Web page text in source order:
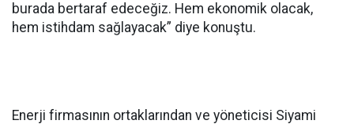
burada bertaraf edeceğiz. Hem ekonomik olacak,
hem istihdam sağlayacak” diye konuştu.
Enerji firmasının ortaklarından ve yöneticisi Siyami